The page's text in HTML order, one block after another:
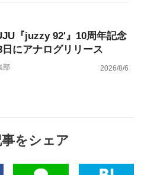
『juzzy 92'』10周年記念
にアナログリリース
部 2026/8/6
をシェア